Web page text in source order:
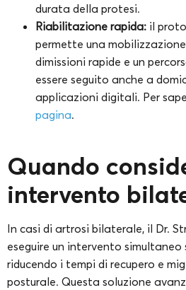
durata della protesi.
Riabilitazione rapida: il
permette una
dimissioni rapide e un
essere seguito anche a
applicazioni digitali. Per
pagina.
Quando
intervento
In casi di artrosi bilaterale, il Dr.
eseguire un intervento simultaneo
riducendo i tempi di recupero e
posturale. Questa soluzione